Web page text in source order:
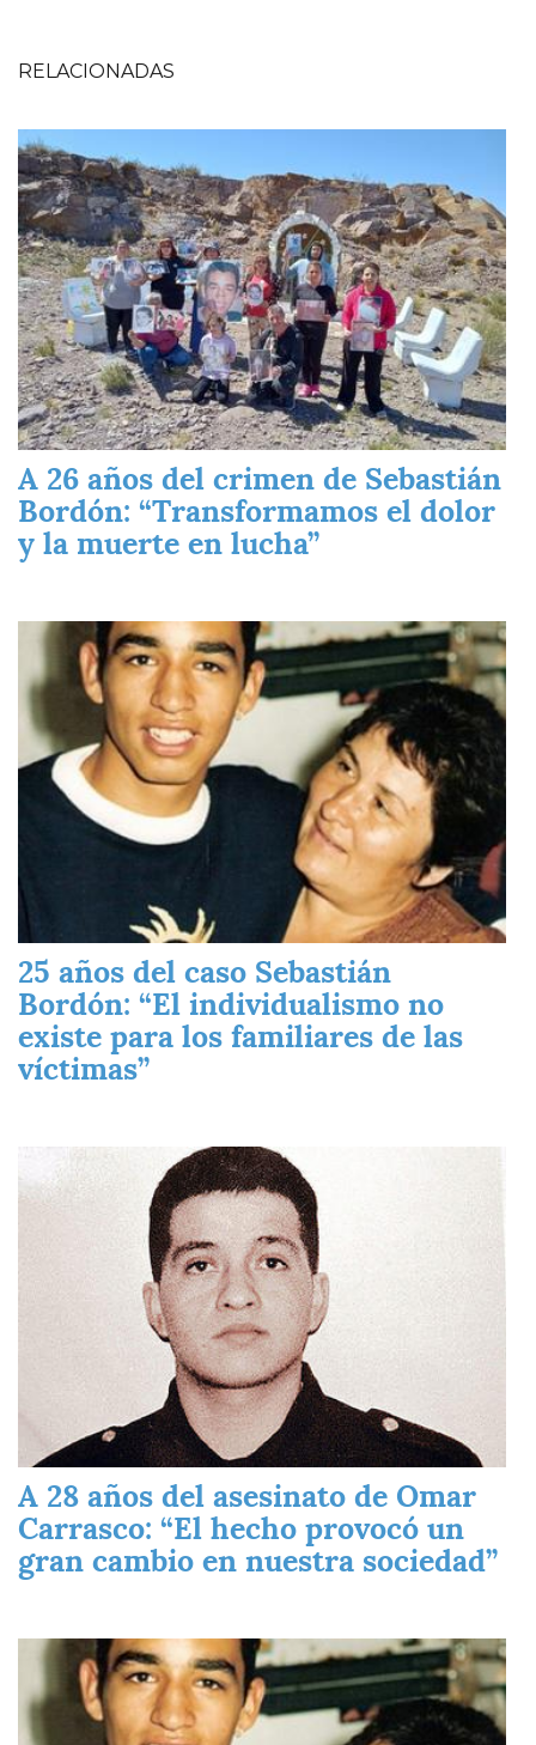
RELACIONADAS
Imagen
A 26 años del crimen de Sebastián
Bordón: “Transformamos el dolor
y la muerte en lucha”
Imagen
25 años del caso Sebastián
Bordón: “El individualismo no
existe para los familiares de las
víctimas”
A 28 años del asesinato de Omar
Carrasco: “El hecho provocó un
gran cambio en nuestra sociedad”
Imagen